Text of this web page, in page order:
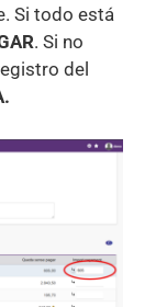
Si todo está
. Si no
del
.